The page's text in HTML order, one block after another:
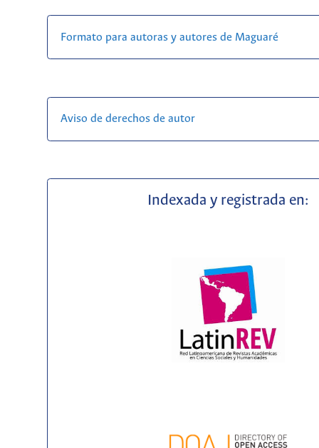
Formato para autoras y autores de Maguaré
Aviso de derechos de autor
Indexada y registrada en: